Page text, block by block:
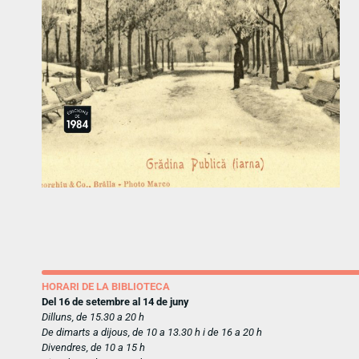
HORARI DE LA BIBLIOTECA
Del 16 de setembre al 14 de juny
Dilluns, de 15.30 a 20 h
De dimarts a dijous, de 10 a 13.30 h i de 16 a 20 h
Divendres, de 10 a 15 h